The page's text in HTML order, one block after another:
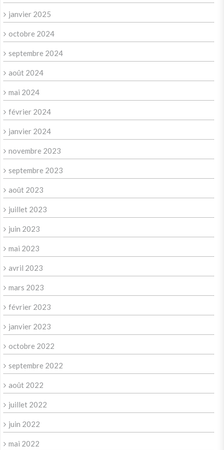
janvier 2025
octobre 2024
septembre 2024
août 2024
mai 2024
février 2024
janvier 2024
novembre 2023
septembre 2023
août 2023
juillet 2023
juin 2023
mai 2023
avril 2023
mars 2023
février 2023
janvier 2023
octobre 2022
septembre 2022
août 2022
juillet 2022
juin 2022
mai 2022